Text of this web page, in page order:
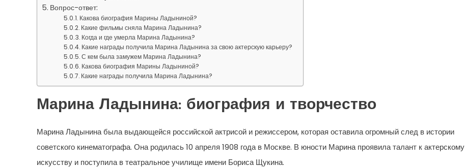
Вопрос-ответ:
Какова биография Марины Ладыниной?
Какие фильмы сняла Марина Ладынина?
Когда и где умерла Марина Ладынина?
Какие награды получила Марина Ладынина за свою актерскую карьеру?
С кем была замужем Марина Ладынина?
Какова биография Марины Ладыниной?
Какие награды получила Марина Ладынина?
Марина Ладынина: биография и творчество
Марина Ладынина была выдающейся российской актрисой и режиссером, которая оставила огромный след в истории
советского кинематографа. Она родилась 10 апреля 1908 года в Москве. В юности Марина проявила талант к актерскому
искусству и поступила в театральное училище имени Бориса Щукина.